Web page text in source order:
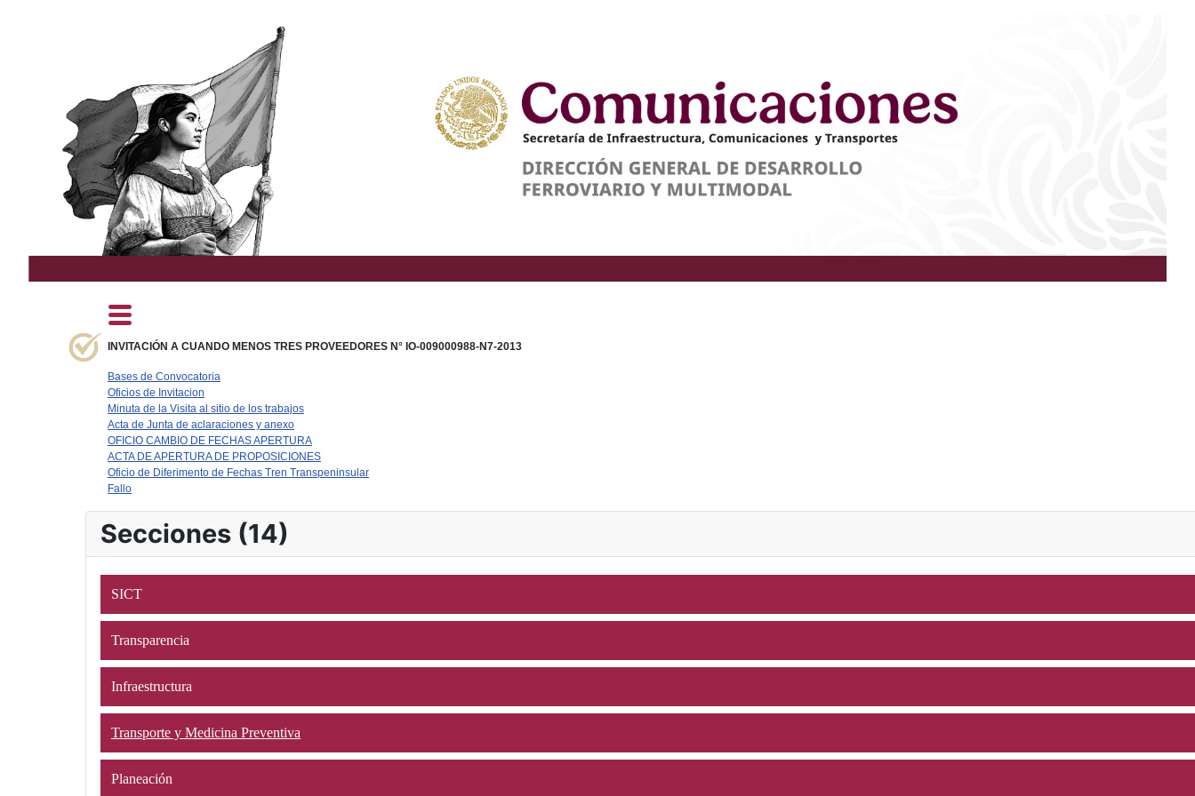
INVITACIÓN A CUANDO MENOS TRES PROVEEDORES N° IO-009000988-N7-2013
Bases de Convocatoria
Oficios de Invitacion
Minuta de la Visita al sitio de los trabajos
Acta de Junta de aclaraciones y anexo
OFICIO CAMBIO DE FECHAS APERTURA
ACTA DE APERTURA DE PROPOSICIONES
Oficio de Diferimento de Fechas Tren Transpeninsular
Fallo
Secciones (14)
SICT
Transparencia
Infraestructura
Transporte y Medicina Preventiva
Planeación